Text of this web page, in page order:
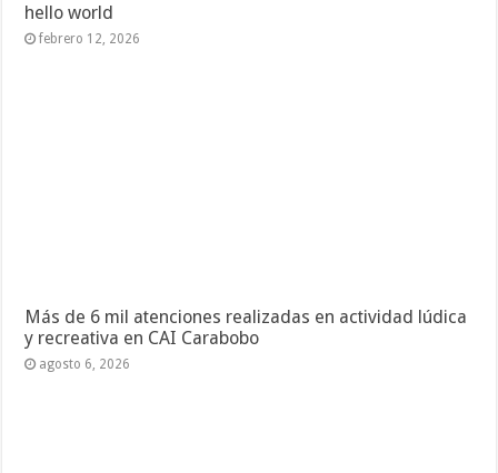
hello world
febrero 12, 2026
Más de 6 mil atenciones realizadas en actividad lúdica
y recreativa en CAI Carabobo
agosto 6, 2026